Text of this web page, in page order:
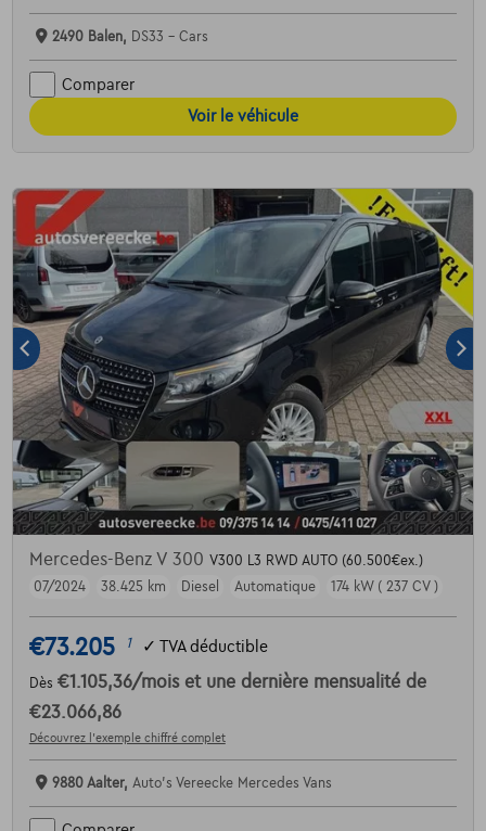
2490 Balen, DS33 - Cars
Comparer
Voir le véhicule
Mercedes-Benz V 300 V300 L3 RWD AUTO (60.500€ex.)
07/2024
38.425 km Diesel Automatique 174 kW ( 237 CV )
€73.205 1 ✓ TVA déductible
Dès €1.105,36/mois et une dernière mensualité de
€23.066,86
Découvrez l’exemple chiffré complet
9880 Aalter, Auto's Vereecke Mercedes Vans